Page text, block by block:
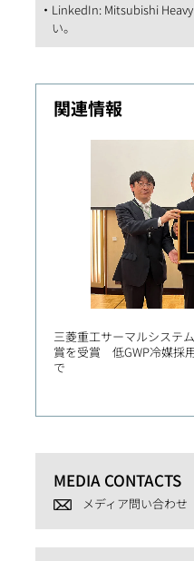
LinkedIn: Mitsubishi
い。
関連情報
三菱重工サーマルシステ
賞を受賞 低GWP冷媒採
で
MEDIA CONTACTS
メディア問い合わせ